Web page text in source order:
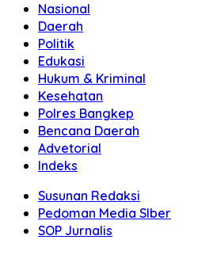
Nasional
Daerah
Politik
Edukasi
Hukum & Kriminal
Kesehatan
Polres Bangkep
Bencana Daerah
Advetorial
Indeks
Susunan Redaksi
Pedoman Media SIber
SOP Jurnalis